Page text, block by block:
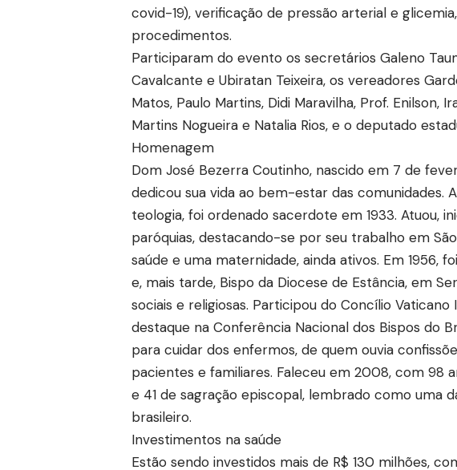
covid-19), verificação de pressão arterial e
procedimentos.
Participaram do evento os secretários Galeno
Cavalcante e Ubiratan Teixeira, os vereadores
Matos, Paulo Martins, Didi Maravilha, Prof. Enilson,
Martins Nogueira e Natalia Rios, e o deputado
Homenagem
Dom José Bezerra Coutinho, nascido em 7 de
dedicou sua vida ao bem-estar das comunidades.
teologia, foi ordenado sacerdote em 1933. Atuou,
paróquias, destacando-se por seu trabalho em
saúde e uma maternidade, ainda ativos. Em 1956,
e, mais tarde, Bispo da Diocese de Estância, em
sociais e religiosas. Participou do Concílio
destaque na Conferência Nacional dos Bispos do
para cuidar dos enfermos, de quem ouvia
pacientes e familiares. Faleceu em 2008, com 98
e 41 de sagração episcopal, lembrado como uma
brasileiro.
Investimentos na saúde
Estão sendo investidos mais de R$ 130 milhões,